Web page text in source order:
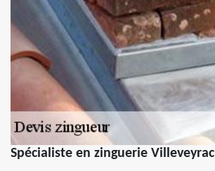
Spécialiste en zinguerie Villeveyrac